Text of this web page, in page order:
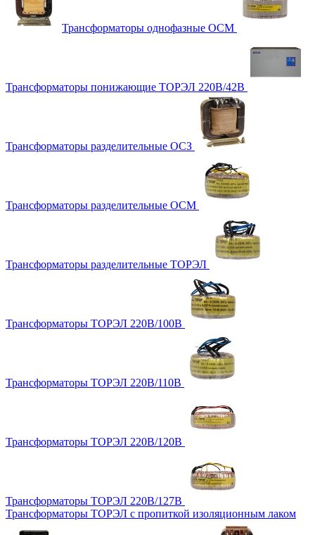
Трансформаторы однофазные ОСМ
Трансформаторы понижающие ТОРЭЛ 220В/42В
Трансформаторы разделительные ОСЗ
Трансформаторы разделительные ОСМ
Трансформаторы разделительные ТОРЭЛ
Трансформаторы ТОРЭЛ 220В/100В
Трансформаторы ТОРЭЛ 220В/110В
Трансформаторы ТОРЭЛ 220В/120В
Трансформаторы ТОРЭЛ 220В/127В
Трансформаторы ТОРЭЛ с пропиткой изоляционным лаком